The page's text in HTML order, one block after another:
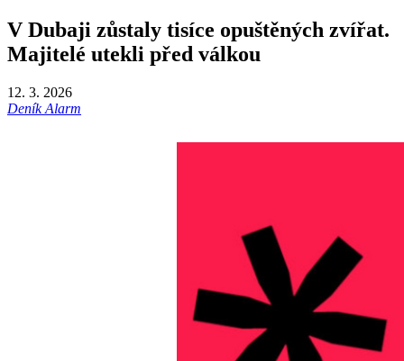
V Dubaji zůstaly tisíce opuštěných zvířat.
Majitelé utekli před válkou
12. 3. 2026
Deník Alarm